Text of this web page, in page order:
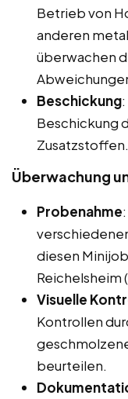
Betrieb von
anderen
überwachen
Beschickung
Beschickung
Zusatzstoffen.
Überwachung
Probenahme
diesen
Reichelsheim
Visuelle
Kontrollen
beurteilen.